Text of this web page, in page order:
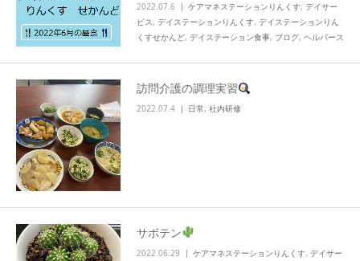
2022.07.6 ケアマネステーションりんくす, デイサー
ビス, デイステーションりんくす, デイステーションりん
くすせかんど, デイステーション食事, ブログ, ヘルパース
訪問介護の調理実習
2022.07.4 日常, 社内研修
サボテン
2022.06.29 ケアマネステーションりんくす, デイサー